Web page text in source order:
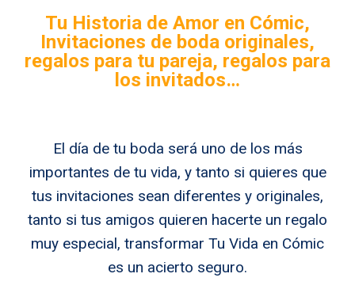
Tu Historia de Amor en Cómic,
Invitaciones de boda originales,
regalos para tu pareja, regalos para
los invitados…
El día de tu boda será uno de los más
importantes de tu vida, y tanto si quieres que
tus invitaciones sean diferentes y originales,
tanto si tus amigos quieren hacerte un regalo
muy especial, transformar Tu Vida en Cómic
es un acierto seguro.